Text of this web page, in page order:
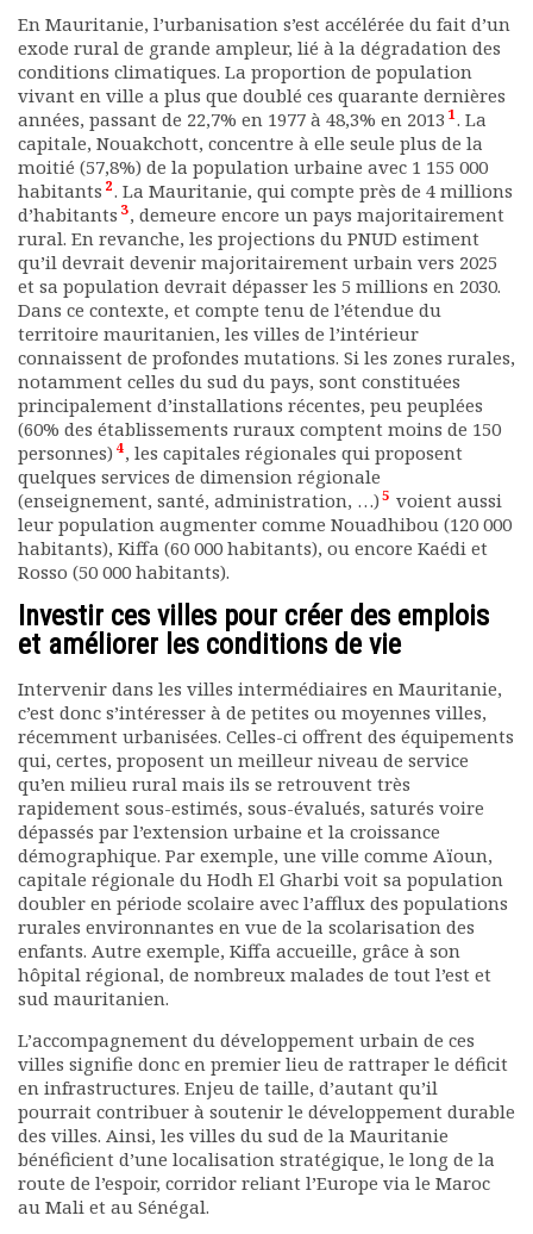
Publications et rapports
Documents
Les adhérents
Annuaire
Offres d’emploi
Forum
Actualités
Nous contacter
En Mauritanie, l’urbanisation s’est accélérée du fait d’un
exode rural de grande ampleur, lié à la dégradation des
conditions climatiques. La proportion de population
vivant en ville a plus que doublé ces quarante dernières
années, passant de 22,7% en 1977 à 48,3% en 2013 1. La
capitale, Nouakchott, concentre à elle seule plus de la
moitié (57,8%) de la population urbaine avec 1 155 000
habitants 2. La Mauritanie, qui compte près de 4 millions
d’habitants 3 , demeure encore un pays majoritairement
rural. En revanche, les projections du PNUD estiment
qu’il devrait devenir majoritairement urbain vers 2025
et sa population devrait dépasser les 5 millions en 2030.
Dans ce contexte, et compte tenu de l’étendue du
territoire mauritanien, les villes de l’intérieur
connaissent de profondes mutations. Si les zones rurales,
notamment celles du sud du pays, sont constituées
principalement d’installations récentes, peu peuplées
(60% des établissements ruraux comptent moins de 150
personnes) 4 , les capitales régionales qui proposent
quelques services de dimension régionale
(enseignement, santé, administration, …) 5 voient aussi
leur population augmenter comme Nouadhibou (120 000
habitants), Kiffa (60 000 habitants), ou encore Kaédi et
Rosso (50 000 habitants).
Investir ces villes pour créer des emplois
et améliorer les conditions de vie
Intervenir dans les villes intermédiaires en Mauritanie,
c’est donc s’intéresser à de petites ou moyennes villes,
récemment urbanisées. Celles-ci offrent des équipements
qui, certes, proposent un meilleur niveau de service
qu’en milieu rural mais ils se retrouvent très
rapidement sous-estimés, sous-évalués, saturés voire
dépassés par l’extension urbaine et la croissance
démographique. Par exemple, une ville comme Aïoun,
capitale régionale du Hodh El Gharbi voit sa population
doubler en période scolaire avec l’afflux des populations
rurales environnantes en vue de la scolarisation des
enfants. Autre exemple, Kiffa accueille, grâce à son
hôpital régional, de nombreux malades de tout l’est et
sud mauritanien.
L’accompagnement du développement urbain de ces
villes signifie donc en premier lieu de rattraper le déficit
en infrastructures. Enjeu de taille, d’autant qu’il
pourrait contribuer à soutenir le développement durable
des villes. Ainsi, les villes du sud de la Mauritanie
bénéficient d’une localisation stratégique, le long de la
route de l’espoir, corridor reliant l’Europe via le Maroc
au Mali et au Sénégal.